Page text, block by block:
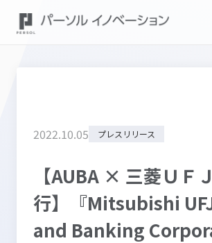
2022.10.05 プレスリリース
【AUBA × 三菱ＵＦ
行】『Mitsubishi
and Banking